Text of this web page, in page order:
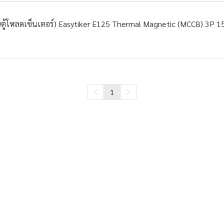
โหลดเซ็นเตอร์) Easytiker E125 Thermal Magnetic (MCCB) 3P
1